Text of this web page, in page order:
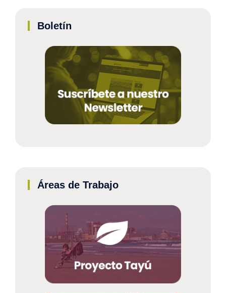
Boletín
Áreas de Trabajo